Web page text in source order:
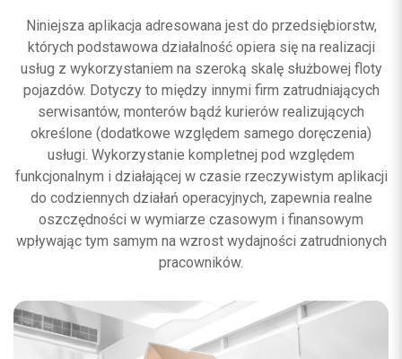
Niniejsza aplikacja adresowana jest do przedsiębiorstw,
których podstawowa działalność opiera się na realizacji
usług z wykorzystaniem na szeroką skalę służbowej floty
pojazdów. Dotyczy to między innymi firm zatrudniających
serwisantów, monterów bądź kurierów realizujących
określone (dodatkowe względem samego doręczenia)
usługi. Wykorzystanie kompletnej pod względem
funkcjonalnym i działającej w czasie rzeczywistym aplikacji
do codziennych działań operacyjnych, zapewnia realne
oszczędności w wymiarze czasowym i finansowym
wpływając tym samym na wzrost wydajności zatrudnionych
pracowników.